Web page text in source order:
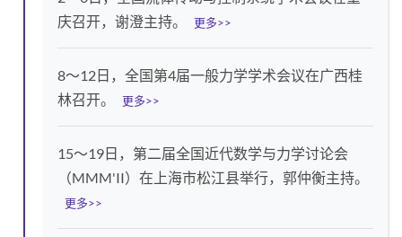
庆召开，谢澄主持。
更多>>
8～12日，全国第4届一般力学学术会议在广西桂
林召开。
更多>>
15～19日，第二届全国近代数学与力学讨论会
（MMM'II）在上海市松江县举行，郭仲衡主持。
更多>>